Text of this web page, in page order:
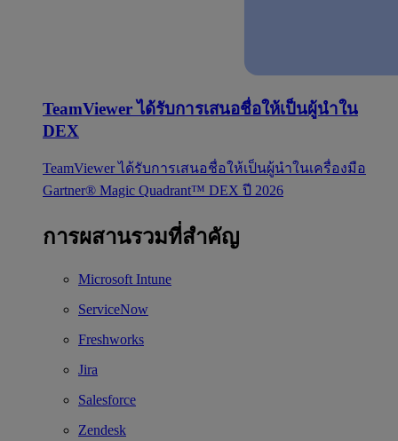
TeamViewer ได้รับการเสนอชื่อให้เป็นผู้นำใน
DEX
TeamViewer ได้รับการเสนอชื่อให้เป็นผู้นำในเครื่องมือ
Gartner® Magic Quadrant™ DEX ปี 2026
การผสานรวมที่สำคัญ
Microsoft Intune
ServiceNow
Freshworks
Jira
Salesforce
Zendesk